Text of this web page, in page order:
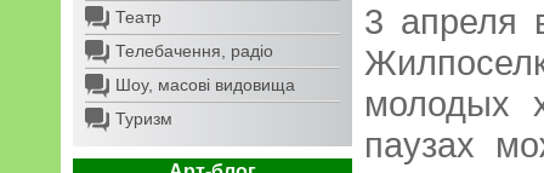
Театр
Телебачення, радіо
Шоу, масові видовища
Туризм
3 апреля
молодых
паузах